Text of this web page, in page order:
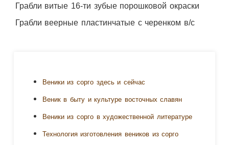
Грабли витые 16-ти зубые порошковой окраски
Грабли веерные пластинчатые с черенком в/с
Веники из сорго здесь и сейчас
Веник в быту и культуре восточных славян
Веники из сорго в художественной литературе
Технология изготовления веников из сорго